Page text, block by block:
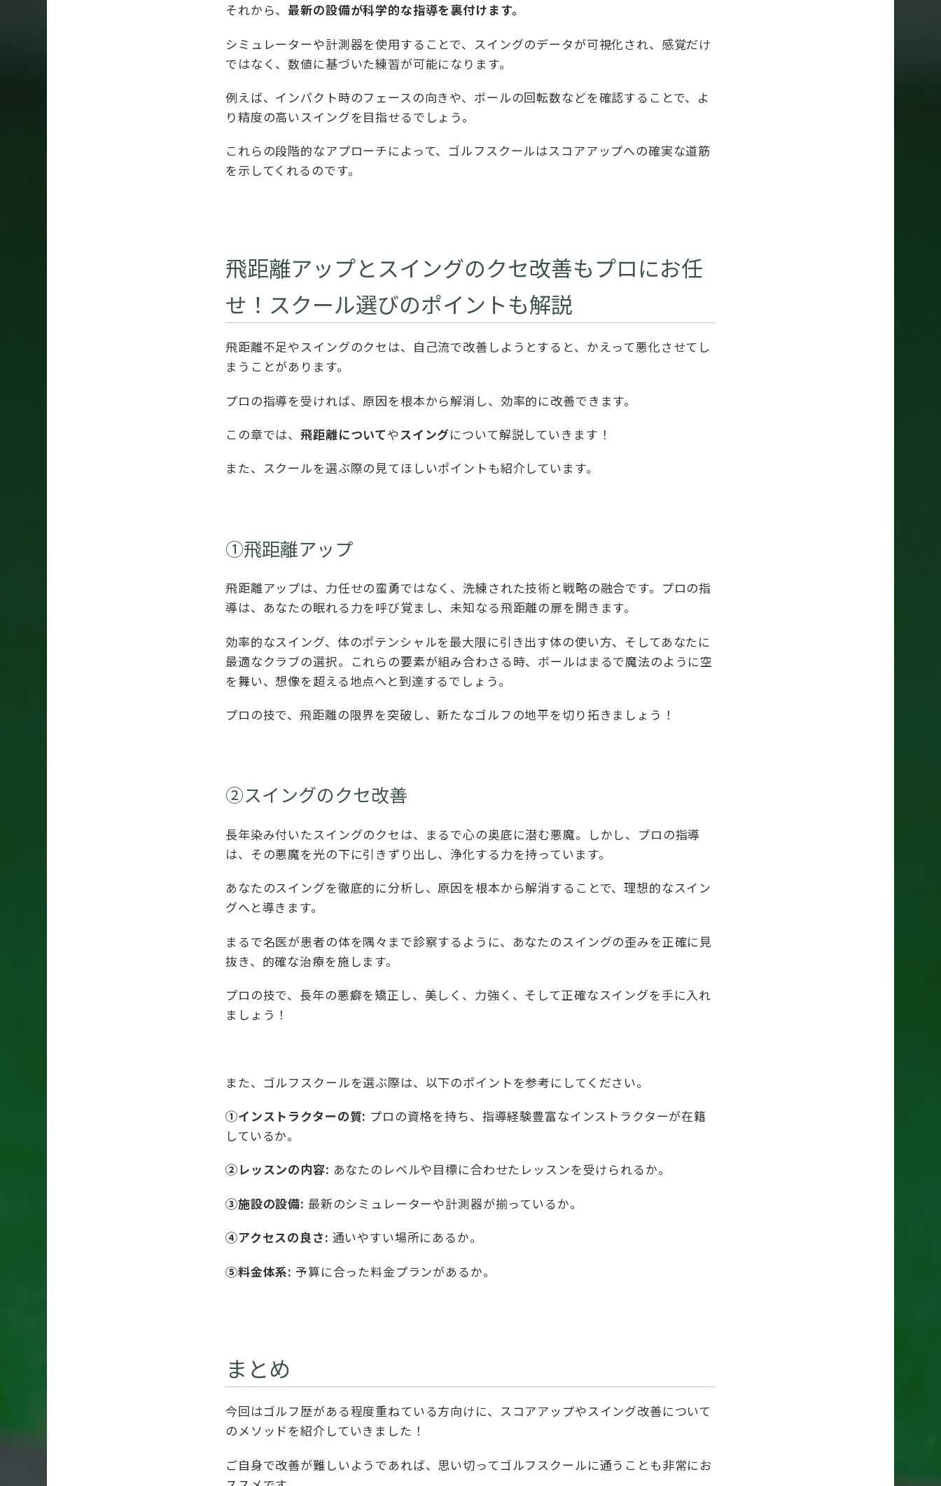
それから、 最新の設備が科学的な指導を裏付けます。
シミュレーターや計測器を使用することで、スイングのデータが可視化され、感覚だけ
ではなく、数値に基づいた練習が可能になります。
例えば、インパクト時のフェースの向きや、ボールの回転数などを確認することで、よ
り精度の高いスイングを目指せるでしょう。
これらの段階的なアプローチによって、ゴルフスクールはスコアアップへの確実な道筋
を示してくれるのです。
飛距離アップとスイングのクセ改善もプロにお任
せ！スクール選びのポイントも解説
飛距離不足やスイングのクセは、自己流で改善しようとすると、かえって悪化させてし
まうことがあります。
プロの指導を受ければ、原因を根本から解消し、効率的に改善できます。
この章では、飛距離についてやスイングについて解説していきます！
また、スクールを選ぶ際の見てほしいポイントも紹介しています。
①飛距離アップ
飛距離アップは、力任せの蛮勇ではなく、洗練された技術と戦略の融合です。プロの指
導は、あなたの眠れる力を呼び覚まし、未知なる飛距離の扉を開きます。
効率的なスイング、体のポテンシャルを最大限に引き出す体の使い方、そしてあなたに
最適なクラブの選択。これらの要素が組み合わさる時、ボールはまるで魔法のように空
を舞い、想像を超える地点へと到達するでしょう。
プロの技で、飛距離の限界を突破し、新たなゴルフの地平を切り拓きましょう！
②スイングのクセ改善
長年染み付いたスイングのクセは、まるで心の奥底に潜む悪魔。しかし、プロの指導
は、その悪魔を光の下に引きずり出し、浄化する力を持っています。
あなたのスイングを徹底的に分析し、原因を根本から解消することで、理想的なスイン
グへと導きます。
まるで名医が患者の体を隅々まで診察するように、あなたのスイングの歪みを正確に見
抜き、的確な治療を施します。
プロの技で、長年の悪癖を矯正し、美しく、力強く、そして正確なスイングを手に入れ
ましょう！
また、ゴルフスクールを選ぶ際は、以下のポイントを参考にしてください。
①インストラクターの質: プロの資格を持ち、指導経験豊富なインストラクターが在籍
しているか。
②レッスンの内容: あなたのレベルや目標に合わせたレッスンを受けられるか。
③施設の設備: 最新のシミュレーターや計測器が揃っているか。
④アクセスの良さ: 通いやすい場所にあるか。
⑤料金体系: 予算に合った料金プランがあるか。
まとめ
今回はゴルフ歴がある程度重ねている方向けに、スコアアップやスイング改善について
のメソッドを紹介していきました！
ご自身で改善が難しいようであれば、思い切ってゴルフスクールに通うことも非常にお